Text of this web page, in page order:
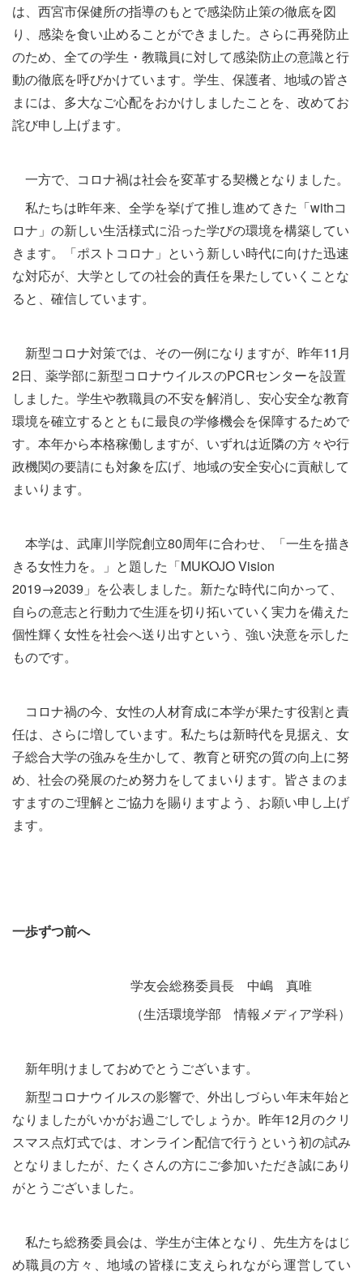
は、西宮市保健所の指導のもとで感染防止策の徹底を図
り、感染を食い止めることができました。さらに再発防止
のため、全ての学生・教職員に対して感染防止の意識と行
動の徹底を呼びかけています。学生、保護者、地域の皆さ
まには、多大なご心配をおかけしましたことを、改めてお
詫び申し上げます。
一方で、コロナ禍は社会を変革する契機となりました。
私たちは昨年来、全学を挙げて推し進めてきた「withコ
ロナ」の新しい生活様式に沿った学びの環境を構築してい
きます。「ポストコロナ」という新しい時代に向けた迅速
な対応が、大学としての社会的責任を果たしていくことな
ると、確信しています。
新型コロナ対策では、その一例になりますが、 昨年11 月
2日、薬学部に新型コロナウイルスのPCRセンターを設置
しました。学生や教職員の不安を解消し、安心安全な教育
環境を確立するとともに最良の学修機会を保障するためで
す。本年から本格稼働しますが、いずれは近隣の方々や行
政機関の要請にも対象を広げ、地域の安全安心に貢献して
まいります。
本学は、武庫川学院創立80周年に合わせ、「一生を描き
きる女性力を。」と題した「MUKOJO Vision
2019→2039 」を公表しました。新たな時代に向かって、
自らの意志と行動力で生涯を切り拓いていく実力を備えた
個性輝く女性を社会へ送り出すという、強い決意を示した
ものです。
コロナ禍の今、女性の人材育成に本学が果たす役割と責
任は、さらに増しています。私たちは新時代を見据え、女
子総合大学の強みを生かして、教育と研究の質の向上に努
め、社会の発展のため努力をしてまいります。皆さまのま
すますのご理解とご協力を賜りますよう、お願い申し上げ
ます。
一歩ずつ前へ
学友会総務委員長 中嶋 真唯
（生活環境学部 情報メディア学科）
新年明けましておめでとうございます。
新型コロナウイルスの影響で、外出しづらい年末年始と
なりましたがいかがお過ごしでしょうか。昨年12月のクリ
スマス点灯式では、オンライン配信で行うという初の試み
となりましたが、たくさんの方にご参加いただき誠にあり
がとうございました。
私たち総務委員会は、学生が主体となり、先生方をはじ
め職員の方々、地域の皆様に支えられながら運営してい